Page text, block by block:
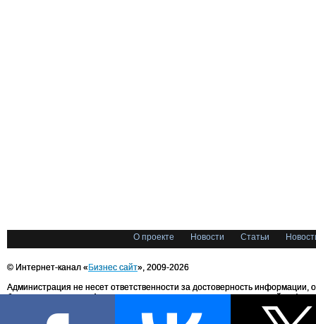
О проекте Новости Статьи
© Интернет-канал «Бизнес сайт», 2009-2026
Администрация не несет ответственности за достоверность информации,
блоггерами портала. Администрация не предоставляет справочной
Все права на любые материалы, опубликованные на сайте, защищены в